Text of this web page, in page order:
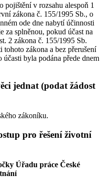
v rozsahu alespoň 1
zákona č. 155/1995 Sb., o
ode dne nabytí účinnosti
za splněnou, pokud účast na
2 zákona č. 155/1995 Sb.
zákona a bez přerušení
byla podána přede dnem
jednat (podat žádost
zákoníku.
pro řešení životní
Úřadu práce České